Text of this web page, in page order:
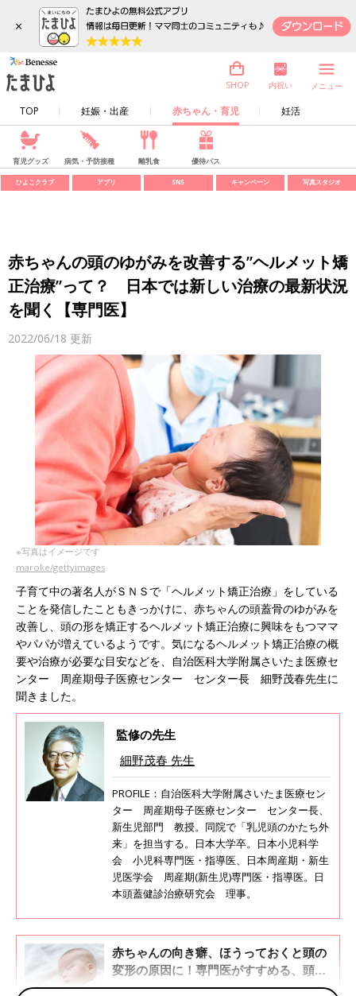
×
TOP 妊娠・出産 赤ちゃん・育児 妊活
SHOP 内祝い メニュー
育児グッズ 病気・予防接種 離乳食 優待パス
ひよこクラブ アプリ SNS キャンペーン 写真スタジオ
赤ちゃんの頭のゆがみを改善する”ヘルメット矯
正治療”って？ 日本では新しい治療の最新状況
を聞く【専門医】
2022/06/18 更新
※写真はイメージです
maroke/gettyimages
子育て中の著名人がＳＮＳで「ヘルメット矯正治療」をしている
ことを発信したこともきっかけに、赤ちゃんの頭蓋骨のゆがみを
改善し、頭の形を矯正するヘルメット矯正治療に興味をもつママ
やパパが増えているようです。気になるヘルメット矯正治療の概
要や治療が必要な目安などを、自治医科大学附属さいたま医療セ
ンター 周産期母子医療センター センター長 細野茂春先生に
聞きました。
監修の先生
細野茂春 先生
PROFILE：自治医科大学附属さいたま医療セン
ター 周産期母子医療センター センター長、
新生児部門 教授。同院で「乳児頭のかたち外
来」を担当する。日本大学卒。日本小児科学
会 小児科専門医・指導医、日本周産期・新生
児医学会 周産期(新生児)専門医・指導医。日
本頭蓋健診治療研究会 理事。
赤ちゃんの向き癖、ほうっておくと頭の
変形の原因に！専門医がすすめる、頭の
形をよくする遊び「タミータイム」に注
「赤ちゃんの頭の形が気になる」というママや